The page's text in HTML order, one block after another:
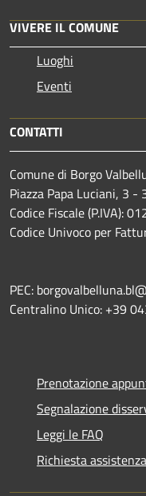
VIVERE IL COMUNE
Luoghi
Eventi
CONTATTI
Comune di Borgo
Piazza Papa Luciani, 3
Codice Fiscale (P.IVA):
Codice Univoco per
PEC:
Centralino Unico: +39
Prenotazione
Segnalazione
Leggi le FAQ
Richiesta assistenza